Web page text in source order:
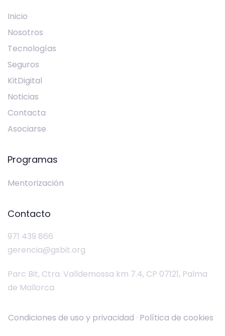
Inicio
Nosotros
Tecnologías
Seguros
KitDigital
Noticias
Contacta
Asociarse
Programas
Mentorización
Contacto
971 439 866
gerencia@gsbit.org
Parc Bit, Ctra. Valldemossa km 7.4, CP 07121, Palma
de Mallorca
Condiciones de uso y privacidad · Política de cookies